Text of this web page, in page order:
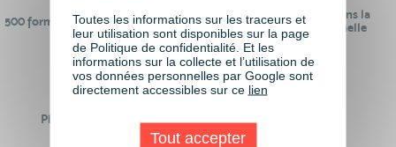
500 formations pour se préparer au
monde de demain
24 ans d'expérience dans la
formation professionnelle
Plus de 50 formations
Des intervenants
Toutes les informations sur les traceurs et
leur utilisation sont disponibles sur la page
de Politique de confidentialité. Et les
informations sur la collecte et l’utilisation de
vos données personnelles par Google sont
directement accessibles sur ce lien
Tout accepter